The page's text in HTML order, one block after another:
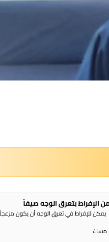
للإفراط في تعرق الوجه أن يكون